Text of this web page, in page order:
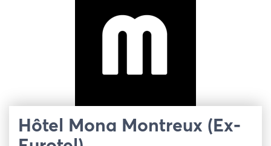
Hôtel Mona Montreux (Ex-